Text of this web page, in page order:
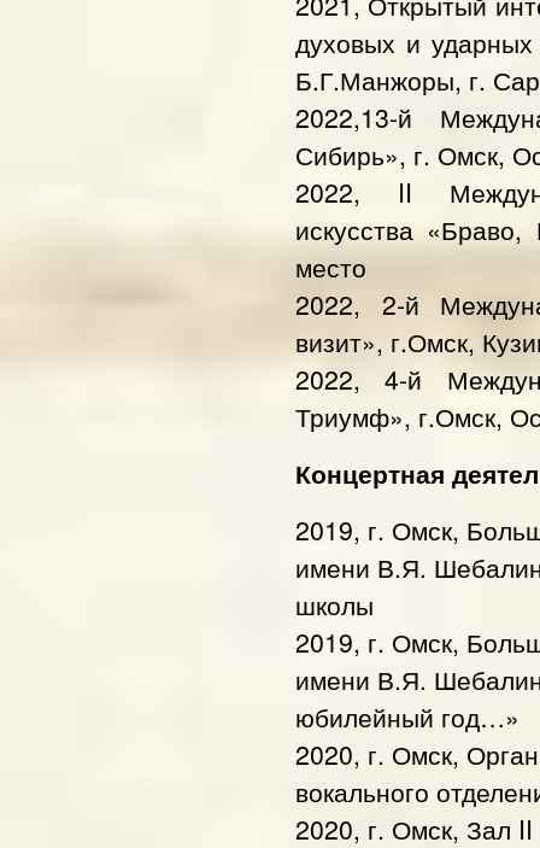
духовых и
Б.Г.Манжоры, г.
2022,13-й
Сибирь», г. Омск,
2022, II
искусства
место
2022, 2-й
визит», г.Омск,
2022, 4-й
Триумф», г.Омск,
Концертная
2019, г. Омск,
имени В.Я.
школы
2019, г. Омск,
имени В.Я.
юбилейный год…»
2020, г. Омск,
вокального
2020, г. Омск, Зал